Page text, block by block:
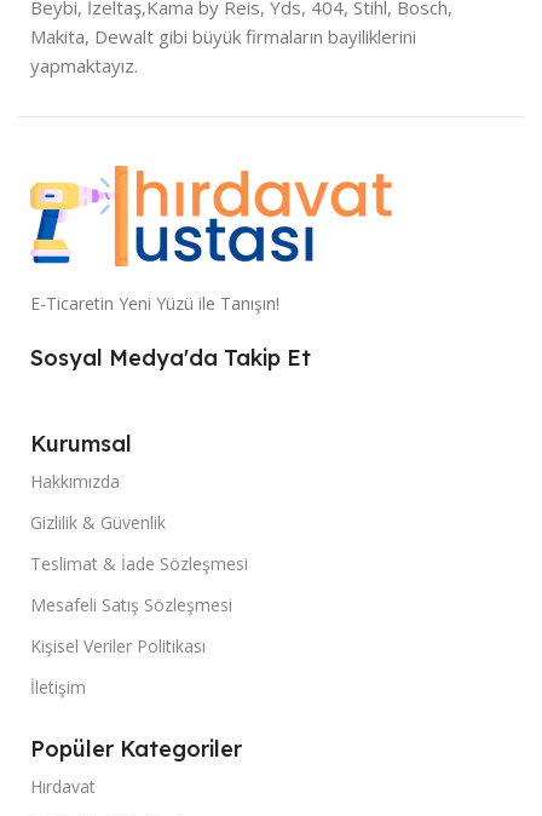
Beybi, İzeltaş,Kama by Reis, Yds, 404, Stihl, Bosch,
Makita, Dewalt gibi büyük firmaların bayiliklerini
yapmaktayız.
E-Ticaretin Yeni Yüzü ile Tanışın!
Sosyal Medya'da Takip Et
Kurumsal
Hakkımızda
Gizlilik & Güvenlik
Teslimat & İade Sözleşmesi
Mesafeli Satış Sözleşmesi
Kişisel Veriler Politikası
İletişim
Popüler Kategoriler
Hırdavat